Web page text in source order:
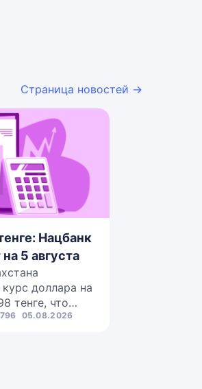
Страница новостей →
Нацбанк
5 августа
доллара на
тенге, что…
05.08.2026